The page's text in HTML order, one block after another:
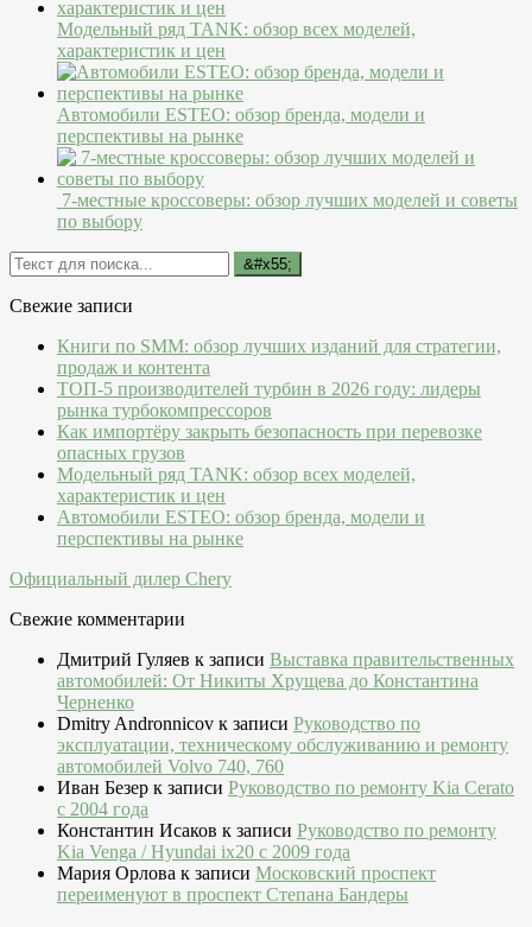
Модельный ряд TANK: обзор всех моделей,
характеристик и цен
Автомобили ESTEO: обзор бренда, модели и
перспективы на рынке
7-местные кроссоверы: обзор лучших моделей и советы
по выбору
Свежие записи
Книги по SMM: обзор лучших изданий для стратегии,
продаж и контента
ТОП-5 производителей турбин в 2026 году: лидеры
рынка турбокомпрессоров
Как импортёру закрыть безопасность при перевозке
опасных грузов
Модельный ряд TANK: обзор всех моделей,
характеристик и цен
Автомобили ESTEO: обзор бренда, модели и
перспективы на рынке
Официальный дилер Chery
Свежие комментарии
Дмитрий Гуляев к записи Выставка правительственных
автомобилей: От Никиты Хрущева до Константина
Черненко
Dmitry Andronnicov к записи Руководство по
эксплуатации, техническому обслуживанию и ремонту
автомобилей Volvo 740, 760
Иван Безер к записи Руководство по ремонту Kia Cerato
c 2004 года
Константин Исаков к записи Руководство по ремонту
Kia Venga / Hyundai ix20 c 2009 года
Мария Орлова к записи Московский проспект
переименуют в проспект Степана Бандеры